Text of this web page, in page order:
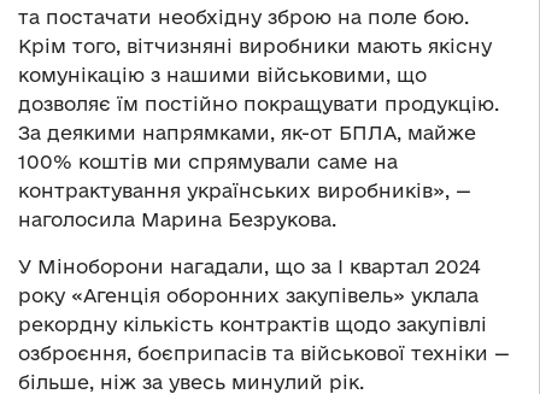
та постачати необхідну зброю на поле бою.
Крім того, вітчизняні виробники мають якісну
комунікацію з нашими військовими, що
дозволяє їм постійно покращувати продукцію.
За деякими напрямками, як-от БПЛА, майже
100% коштів ми спрямували саме на
контрактування українських виробників», —
наголосила Марина Безрукова.
У Міноборони нагадали, що за I квартал 2024
року «Агенція оборонних закупівель» уклала
рекордну кількість контрактів щодо закупівлі
озброєння, боєприпасів та військової техніки —
більше, ніж за увесь минулий рік.